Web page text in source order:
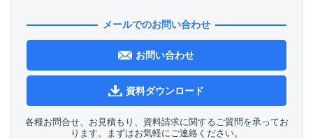
メールでのお問い合わせ
お問い合わせ
資料ダウンロード
各種お問合せ、お見積もり、資料請求に関するご質問を承ってお
ります。まずはお気軽にご連絡ください。